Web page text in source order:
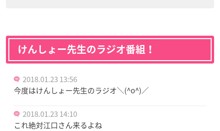
けんしょー先生のラジオ番組！
2018.01.23 13:56
今度はけんしょー先生のラジオ＼(^o^)／
2018.01.23 14:10
これ絶対江口さん来るよね